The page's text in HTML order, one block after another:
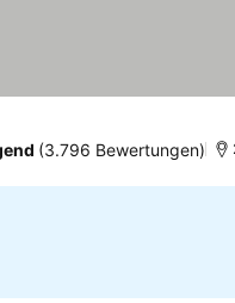
(3.796 Bewertungen)